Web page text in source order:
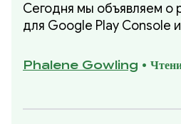
Сегодня мы объявляем о
для Google Play Console
полную информацию о
показателях и
Phalene Gowling •